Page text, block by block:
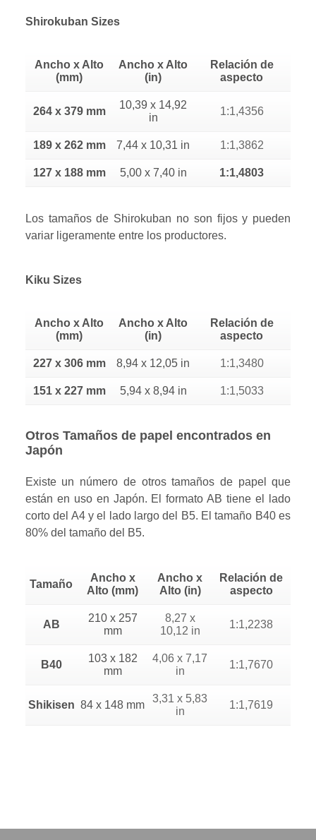
Shirokuban Sizes
Ancho x Alto
(mm)
Ancho x Alto
(in)
Relación de
aspecto
264 x 379 mm
10,39 x 14,92
in
1:1,4356
189 x 262 mm 7,44 x 10,31 in 1:1,3862
127 x 188 mm 5,00 x 7,40 in 1:1,4803
Los tamaños de Shirokuban no son fijos y pueden
variar ligeramente entre los productores.
Kiku Sizes
Ancho x Alto
(mm)
Ancho x Alto
(in)
Relación de
aspecto
227 x 306 mm 8,94 x 12,05 in 1:1,3480
151 x 227 mm 5,94 x 8,94 in 1:1,5033
Otros Tamaños de papel encontrados en
Japón
Existe un número de otros tamaños de papel que
están en uso en Japón. El formato AB tiene el lado
corto del A4 y el lado largo del B5. El tamaño B40 es
80% del tamaño del B5.
Tamaño
Ancho x
Alto (mm)
Ancho x
Alto (in)
Relación de
aspecto
AB
210 x 257
mm
8,27 x
10,12 in
1:1,2238
B40
103 x 182
mm
4,06 x 7,17
in
1:1,7670
Shikisen 84 x 148 mm
3,31 x 5,83
in
1:1,7619